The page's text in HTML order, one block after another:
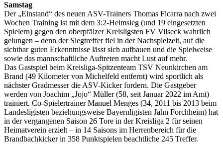
Samstag
Der „Einstand“ des neuen ASV-Trainers Thomas Ficarra nach zwei
Wochen Training ist mit dem 3:2-Heimsieg (und 19 eingesetzten
Spielern) gegen den oberpfälzer Kreisligsten FV Vilseck wahrlich
gelungen – denn der Siegtreffer fiel in der Nachspielzeit, auf die
sichtbar guten Erkenntnisse lässt sich aufbauen und die Spielweise
sowie das mannschaftliche Auftreten macht Lust auf mehr.
Das Gastspiel beim Kreisliga-Spitzenteam TSV Neunkirchen am
Brand (49 Kilometer von Michelfeld entfernt) wird sportlich als
nächster Gradmesser die ASV-Kicker fordern. Die Gastgeber
werden von Joachim „Jojo“ Müller (58, seit Januar 2022 im Amt)
trainiert. Co-Spielertrainer Manuel Menges (34, 2011 bis 2013 beim
Landesligisten beziehungsweise Bayernligisten Jahn Forchheim) hat
in der vergangenen Saison 26 Tore in der Kreisliga 2 für seinen
Heimatverein erzielt – in 14 Saisons im Herrenbereich für die
Brandbachkicker in 358 Punktspielen beachtliche 245 Treffer.